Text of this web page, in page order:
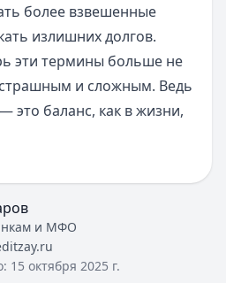
более взвешенные
излишних долгов.
эти термины больше не
и сложным. Ведь
это баланс, как в жизни,
и МФО
15 октября 2025 г.